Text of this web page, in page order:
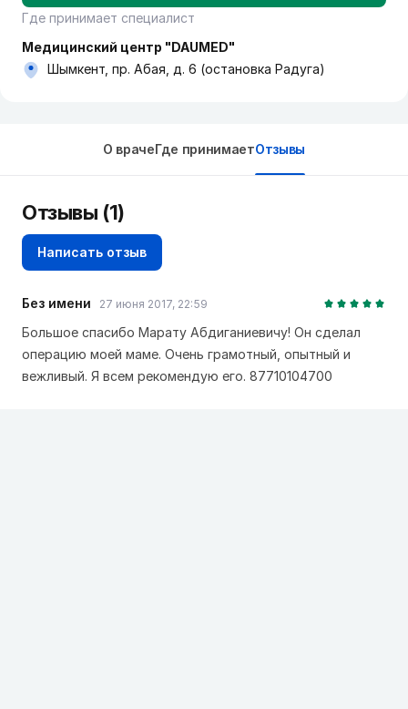
Где принимает специалист
Медицинский центр "DAUMED"
Шымкент, пр. Абая, д. 6 (остановка Радуга)
О врачеГде принимаетОтзывы
Отзывы (1)
Написать отзыв
Без имени 27 июня 2017, 22:59
Большое спасибо Марату Абдиганиевичу! Он сделал
операцию моей маме. Очень грамотный, опытный и
вежливый. Я всем рекомендую его. 87710104700